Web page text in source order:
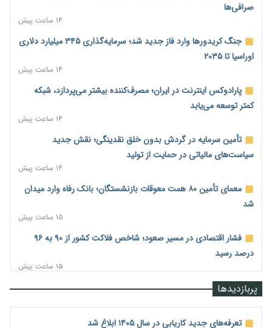
صرافی‌ها
۱۴ ساعت پیش
جنگ کریدورها وارد فاز جدید شد؛ سرمایه‌گذاری ۳۴۵ میلیارد دلاری
اوراسیا تا ۲۰۳۵
۱۴ ساعت پیش
پارادوکس اینترنت در ایران؛ مصرف‌کننده بیشتر می‌پردازد، شبکه
کمتر توسعه می‌یابد
۱۴ ساعت پیش
تأمین سرمایه در گردش بدون خلق نقدینگی؛ نقش جدید
سیاست‌های مالیاتی در حمایت از تولید
۱۴ ساعت پیش
معمای تأمین ۸۰ همت معوقات بازنشستگان؛ بانک رفاه وارد میدان
شد
۱۵ ساعت پیش
فشار اقتصادی در مسیر صعود؛ شاخص فلاکت کشور از ۹۰ به ۹۶
درصد رسید
۱۵ ساعت پیش
رشد ۷۵ هزار میلیاردی بازار خرید اعتباری؛ فین‌تک‌ها وارد میدان پربازدیدها
تعرفه‌های جدید کاریابی در سال ۱۴۰۵ ابلاغ شد